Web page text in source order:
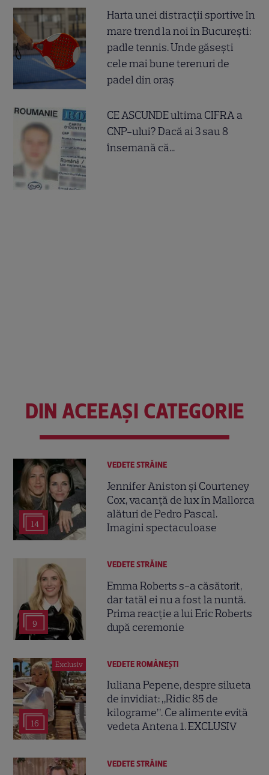
Harta unei distracții sportive în
mare trend la noi în București:
padle tennis. Unde găsești
cele mai bune terenuri de
padel din oraș
CE ASCUNDE ultima CIFRA a
CNP-ului? Dacă ai 3 sau 8
însemană că...
DIN ACEEAȘI CATEGORIE
14
VEDETE STRĂINE
Jennifer Aniston și Courteney
Cox, vacanță de lux în Mallorca
alături de Pedro Pascal.
Imagini spectaculoase
9
VEDETE STRĂINE
Emma Roberts s-a căsătorit,
dar tatăl ei nu a fost la nuntă.
Prima reacție a lui Eric Roberts
după ceremonie
Exclusiv
16
VEDETE ROMÂNEŞTI
Iuliana Pepene, despre silueta
de invidiat: „Ridic 85 de
kilograme”. Ce alimente evită
vedeta Antena 1. EXCLUSIV
VEDETE STRĂINE